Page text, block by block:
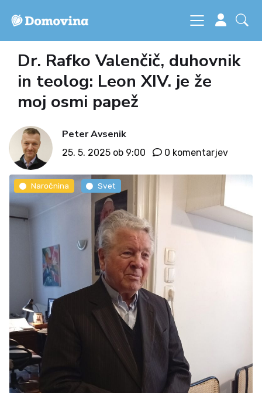
Dr. Rafko Valenčič, duhovnik
in teolog: Leon XIV. je že
moj osmi papež
Peter Avsenik
25. 5. 2025 ob 9:00 0 komentarjev
Naročnina Svet